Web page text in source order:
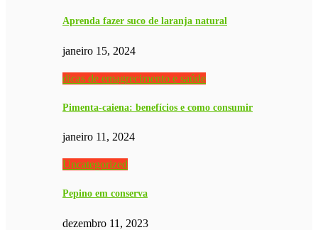
Aprenda fazer suco de laranja natural
janeiro 15, 2024
dicas de emagrecimento e saúde
Pimenta-caiena: benefícios e como consumir
janeiro 11, 2024
Uncategorized
Pepino em conserva
dezembro 11, 2023